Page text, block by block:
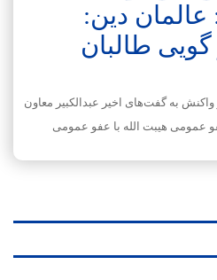
دین:
گویی طالبان
به گفت‌های اخیر عبدالکبیر معاون
عمومی هیبت الله با عفو عمومی